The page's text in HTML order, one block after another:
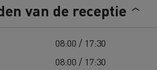
van de receptie
08:00 / 17:30
08:00 / 17:30